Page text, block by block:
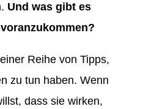
Und was gibt es
Reihe von Tipps,
zu tun haben. Wenn
dass sie wirken,